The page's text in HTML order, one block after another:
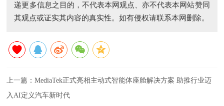
递更多信息之目的，不代表本网观点、亦不代表本网站赞同
其观点或证实其内容的真实性。如有侵权请联系本网删除。
上一篇：MediaTek正式亮相主动式智能体座舱解决方案 助推行业迈
入AI定义汽车新时代